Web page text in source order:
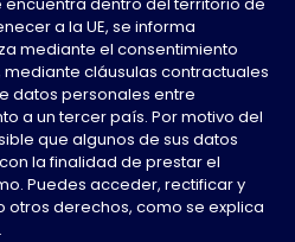
a la UE, se informa
mediante el consentimiento
cláusulas contractuales
datos personales entre
a un tercer país. Por motivo del
que algunos de sus datos
la finalidad de prestar el
Puedes acceder, rectificar y
otros derechos, como se explica